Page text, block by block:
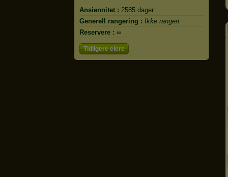
Ansiennitet : 2585 dager
Generell rangering : Ikke rangert
Reservere : ∞
Tidligere eiere